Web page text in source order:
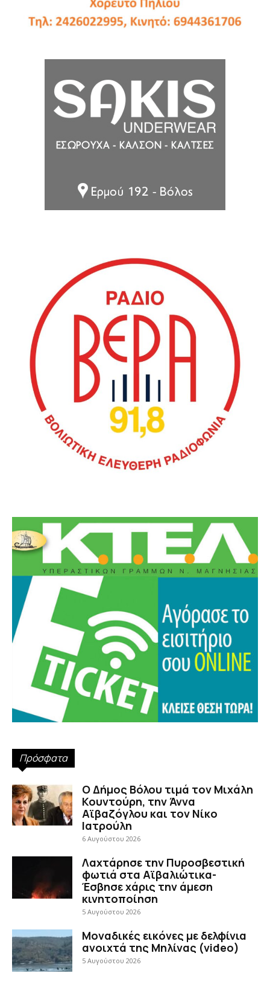
Πρόσφατα
Ο Δήμος Βόλου τιμά τον Μιχάλη
Κουντούρη, την Άννα
Αϊβαζόγλου και τον Νίκο
Ιατρούλη
6 Αυγούστου 2026
Λαχτάρησε την Πυροσβεστική
φωτιά στα Αϊβαλιώτικα-
Έσβησε χάρις την άμεση
κινητοποίηση
5 Αυγούστου 2026
Μοναδικές εικόνες με δελφίνια
ανοιχτά της Μηλίνας (video)
5 Αυγούστου 2026